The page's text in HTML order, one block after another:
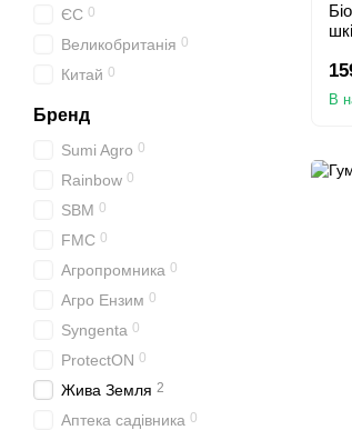
В
ЄС 0
Великобританія 0
Китай 0
Бренд
Sumi Agro 0
Rainbow 0
SBM 0
FMC 0
Агропромника 0
Агро Ензим 0
Syngenta 0
ProtectON 0
Жива Земля 2
Аптека садівника 0